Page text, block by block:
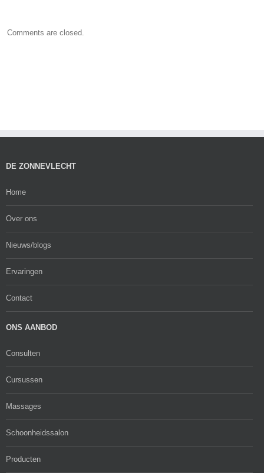
Comments are closed.
DE ZONNEVLECHT
Home
Over ons
Nieuws/blogs
Ervaringen
Contact
ONS AANBOD
Consulten
Cursussen
Massages
Schoonheidssalon
Producten